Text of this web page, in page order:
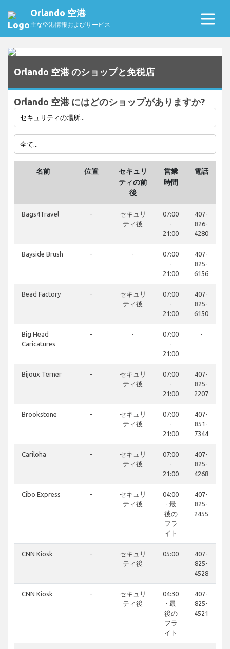
Orlando 空港
主な空港情報およびサービス
Orlando 空港 のショップと免税店
Orlando 空港 にはどのショップがありますか?
名前 位置
セキュリ
ティの前
後
営業
時間
電話
Bags4Travel -
セキュリ
ティ後
07:00
-
21:00
407-
826-
4280
Bayside Brush - -
07:00
-
21:00
407-
825-
6156
Bead Factory -
セキュリ
ティ後
07:00
-
21:00
407-
825-
6150
Big Head
Caricatures
- -
07:00
-
21:00
-
Bijoux Terner -
セキュリ
ティ後
07:00
-
21:00
407-
825-
2207
Brookstone -
セキュリ
ティ後
07:00
-
21:00
407-
851-
7344
Cariloha -
セキュリ
ティ後
07:00
-
21:00
407-
825-
4268
Cibo Express -
セキュリ
ティ後
04:00
- 最
後の
フラ
イト
407-
825-
2455
CNN Kiosk -
セキュリ
ティ後
05:00
407-
825-
4528
CNN Kiosk -
セキュリ
ティ後
04:30
- 最
後の
フラ
イト
407-
825-
4521